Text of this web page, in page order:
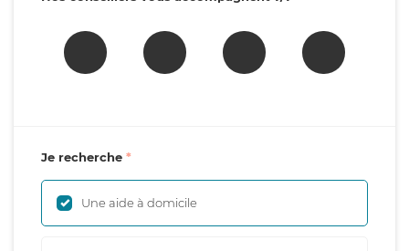
Je recherche
Une aide à domicile